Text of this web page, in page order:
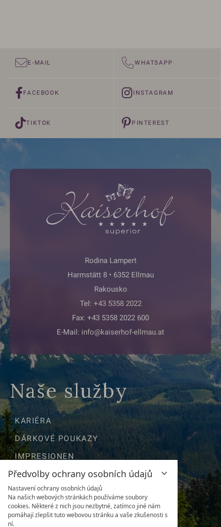
Předvolby ochrany osobních údajů
Nastavení ochrany osobních údajů
Na našich webových stránkách používáme soubory
cookies. Některé z nich jsou nezbytné, zatímco jiné nám
pomáhají zlepšit tuto webovou stránku a vaše zkušenosti s
ní.
E-MAIL WHATSAPP
FACEBOOK INSTAGRAM
TIKTOK PINTEREST
Rodina Lampert
Harmstätt 8 • 6352 Ellmau
Rakousko
Tel: +43 5358 2022
Fax: +43 5358 2022 600
E-Mail: info@kaiserhof-ellmau.at
Naše služby
KARIÉRA
DÁRKOVÉ POUKAZY
IMPRESIONEN
POLOHA & CESTY
NEWSLETTER
POČASÍ & WEBKAMERA